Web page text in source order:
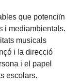
que potenciïn
i mediambientals.
musicals
i la direcció
i el papel
escolars.